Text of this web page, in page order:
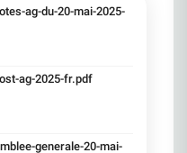
en 2024 de tous les
le premier trimestre 2025
Général, Slawomir
simple et intégrée. Etre
Etre une banque rentable. Le
ag-du-20-mai-2025-
ag-2025-fr.pdf
generale-20-mai-